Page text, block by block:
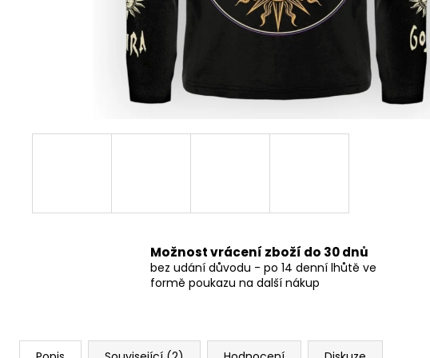
Možnost vrácení zboží do 30 dnů
bez udání důvodu - po 14 denní lhůtě ve
formě poukazu na další nákup
490 Kč
590 Kč